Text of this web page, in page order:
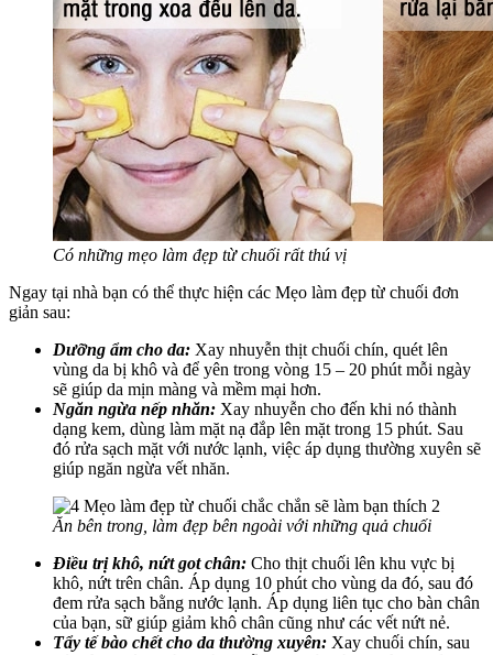
Có những mẹo làm đẹp từ chuối rất thú vị
Ngay tại nhà bạn có thể thực hiện các Mẹo làm đẹp từ chuối đơn
giản sau:
Dưỡng ẩm cho da: Xay nhuyễn thịt chuối chín, quét lên
vùng da bị khô và để yên trong vòng 15 – 20 phút mỗi ngày
sẽ giúp da mịn màng và mềm mại hơn.
Ngăn ngừa nếp nhăn: Xay nhuyễn cho đến khi nó thành
dạng kem, dùng làm mặt nạ đắp lên mặt trong 15 phút. Sau
đó rửa sạch mặt với nước lạnh, việc áp dụng thường xuyên sẽ
giúp ngăn ngừa vết nhăn.
Ăn bên trong, làm đẹp bên ngoài với những quả chuối
Điều trị khô, nứt got chân: Cho thịt chuối lên khu vực bị
khô, nứt trên chân. Áp dụng 10 phút cho vùng da đó, sau đó
đem rửa sạch bằng nước lạnh. Áp dụng liên tục cho bàn chân
của bạn, sữ giúp giảm khô chân cũng như các vết nứt nẻ.
Tẩy tế bào chết cho da thường xuyên: Xay chuối chín, sau